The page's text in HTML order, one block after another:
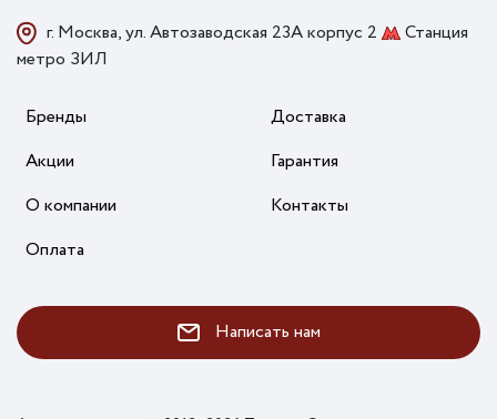
г. Москва, ул. Автозаводская 23А корпус 2
Станция
метро ЗИЛ
Бренды
Акции
О компании
Оплата
Доставка
Гарантия
Контакты
Написать нам